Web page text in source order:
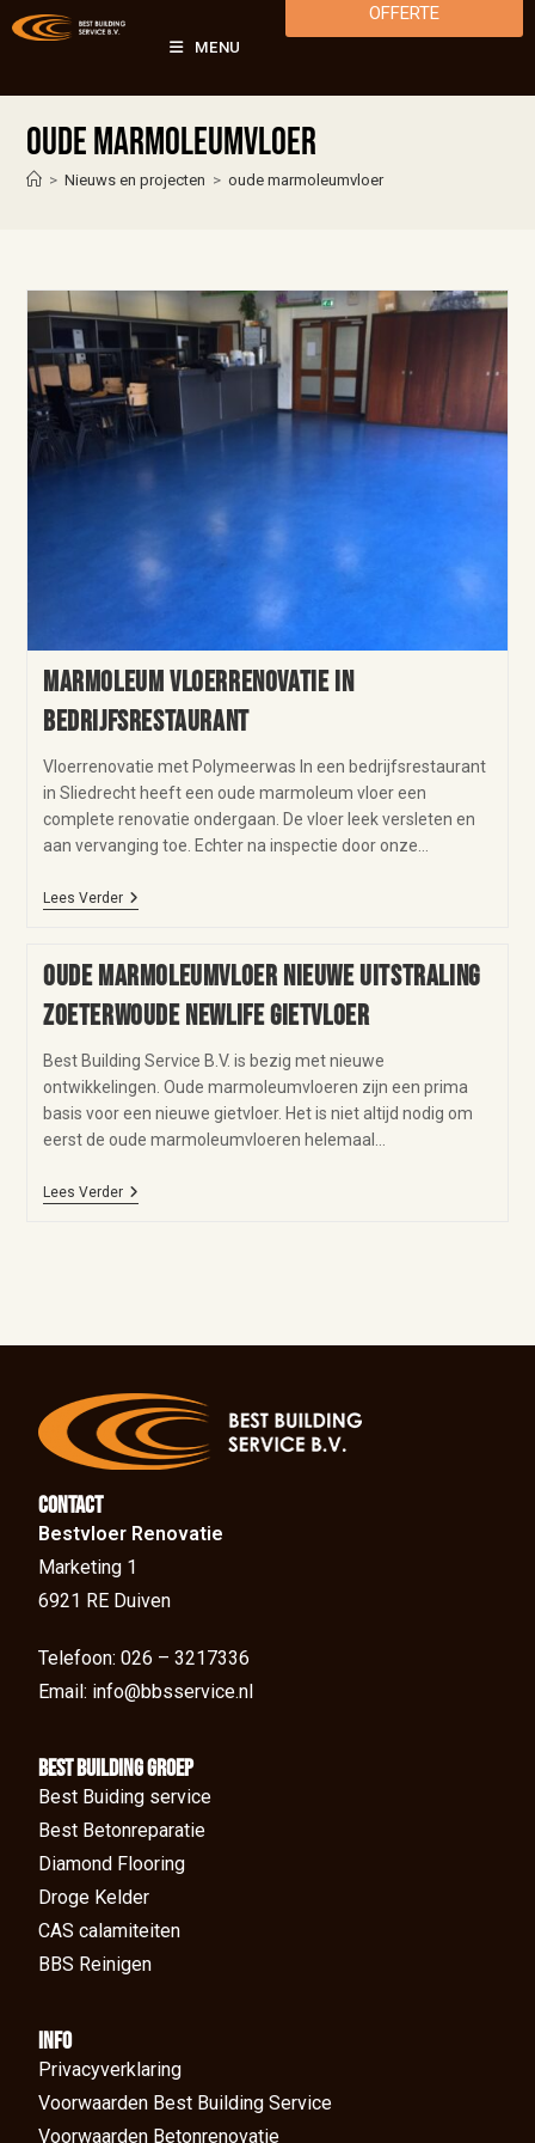
MENU
OFFERTE
oude marmoleumvloer
> Nieuws en projecten > oude marmoleumvloer
Marmoleum vloerrenovatie in
bedrijfsrestaurant
Vloerrenovatie met Polymeerwas In een bedrijfsrestaurant
in Sliedrecht heeft een oude marmoleum vloer een
complete renovatie ondergaan. De vloer leek versleten en
aan vervanging toe. Echter na inspectie door onze…
Lees Verder
Oude marmoleumvloer nieuwe uitstraling
Zoeterwoude NewLife gietvloer
Best Building Service B.V. is bezig met nieuwe
ontwikkelingen. Oude marmoleumvloeren zijn een prima
basis voor een nieuwe gietvloer. Het is niet altijd nodig om
eerst de oude marmoleumvloeren helemaal…
Lees Verder
Contact
Bestvloer Renovatie
Marketing 1
6921 RE Duiven
Telefoon: 026 – 3217336
Email: info@bbsservice.nl
BEst Building groep
Best Buiding service
Best Betonreparatie
Diamond Flooring
Droge Kelder
CAS calamiteiten
BBS Reinigen
Info
Privacyverklaring
Voorwaarden Best Building Service
Voorwaarden Betonrenovatie